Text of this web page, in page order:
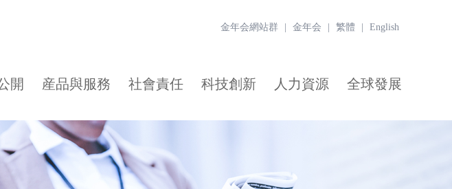
金年会網站群 金年会 繁體 English
開 産品與服務 社會責任 科技創新 人力資源 全球發展